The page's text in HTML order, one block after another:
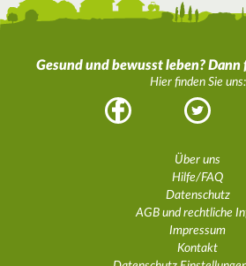
Gesund und bewusst leben? Dann
Hier finden Sie uns:
Facebook Twitter
Über uns
Hilfe/FAQ
Datenschutz
AGB und rechtliche
Impressum
Kontakt